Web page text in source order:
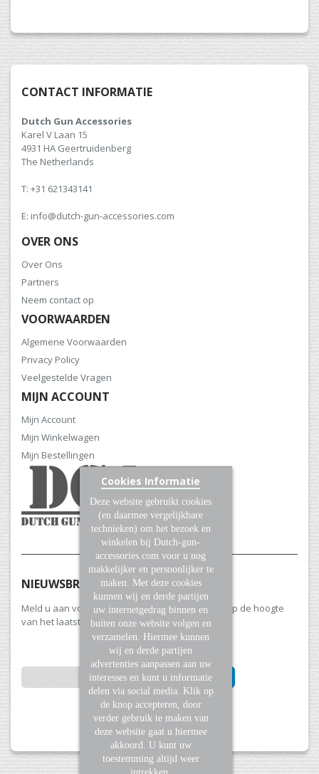
CONTACT INFORMATIE
Dutch Gun Accessories
Karel V Laan 15
4931 HA Geertruidenberg
The Netherlands
T: +31 621343141
E: info@dutch-gun-accessories.com
OVER ONS
Over Ons
Partners
Neem contact op
VOORWAARDEN
Algemene Voorwaarden
Privacy Policy
Veelgestelde Vragen
MIJN ACCOUNT
Mijn Account
Mijn Winkelwagen
Mijn Bestellingen
NIEUWSBRIEF
Meld u aan voor onze nieuwsbrief en blijf altijd op de hoogte
van het laatste nieuws en aanbiedingen.
onze
nieuwsbrief
INSCHRIJVEN
Cookies Informatie
Deze website gebruikt cookies
(en daarmee vergelijkbare
technieken) om het bezoek en
winkelen bij Dutch-gun-
accessories.com voor u nog
makkelijker en persoonlijker te
maken. Met deze cookies
kunnen wij en derde partijen
uw internetgedrag binnen en
buiten onze website volgen en
verzamelen. Hiermee kunnen
wij en derde partijen
advertenties aanpassen aan uw
interesses en kunt u informatie
delen via social media. Klik op
de knop accepteren, door
verder gebruik te maken van
deze website gaat u hiermee
akkoord. U kunt uw
toestemming altijd weer